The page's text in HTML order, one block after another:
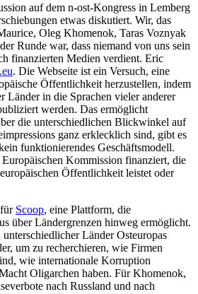
auf dem n-ost-Kongress in Lemberg
etwas diskutiert. Wir, das
Oleg Khomenok, Taras Voznyak
Runde war, dass niemand von uns sein
finanzierten Medien verdient. Eric
. Die Webseite ist ein Versuch, eine
Öffentlichkeit herzustellen, indem
Länder in die Sprachen vieler anderer
werden. Das ermöglicht
die unterschiedlichen Blickwinkel auf
ganz erklecklich sind, gibt es
funktionierendes Geschäftsmodell.
Kommission finanziert, die
Öffentlichkeit leistet oder
Scoop, eine Plattform, die
über Ländergrenzen hinweg ermöglicht.
Länder Osteuropas
um zu recherchieren, wie Firmen
wie internationale Korruption
Oligarchen haben. Für Khomenok,
nach Russland und nach